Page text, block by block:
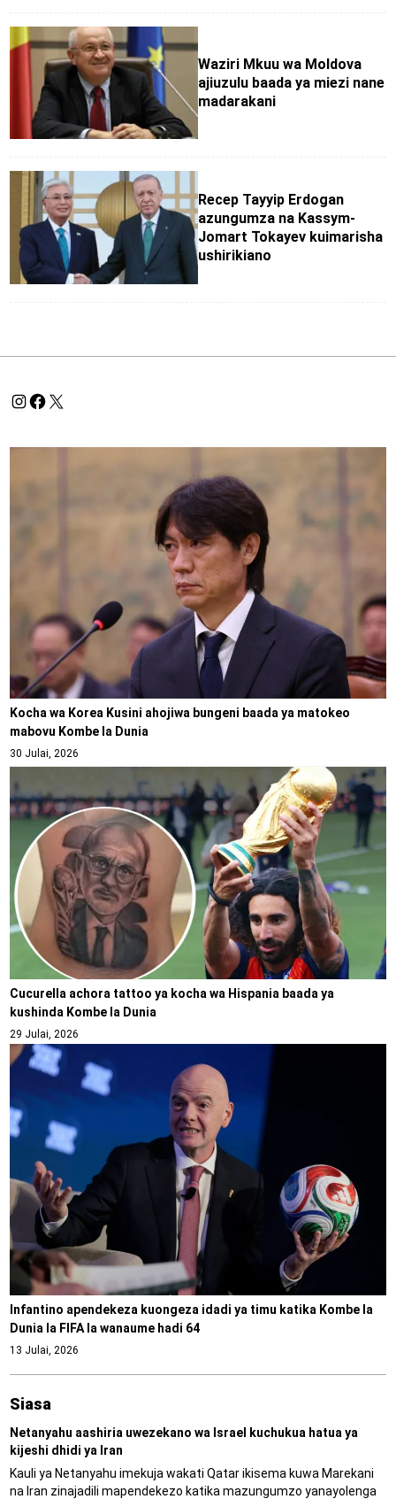
Waziri Mkuu wa Moldova
ajiuzulu baada ya miezi nane
madarakani
Recep Tayyip Erdogan
azungumza na Kassym-
Jomart Tokayev kuimarisha
ushirikiano
Kocha wa Korea Kusini ahojiwa bungeni baada ya matokeo
mabovu Kombe la Dunia
30 Julai, 2026
Cucurella achora tattoo ya kocha wa Hispania baada ya
kushinda Kombe la Dunia
29 Julai, 2026
Infantino apendekeza kuongeza idadi ya timu katika Kombe la
Dunia la FIFA la wanaume hadi 64
13 Julai, 2026
Siasa
Netanyahu aashiria uwezekano wa Israel kuchukua hatua ya
kijeshi dhidi ya Iran
Kauli ya Netanyahu imekuja wakati Qatar ikisema kuwa Marekani
na Iran zinajadili mapendekezo katika mazungumzo yanayolenga